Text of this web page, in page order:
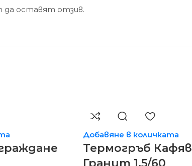
да оставят отзив.
Добавяне в количката
Термогръб Кафяв